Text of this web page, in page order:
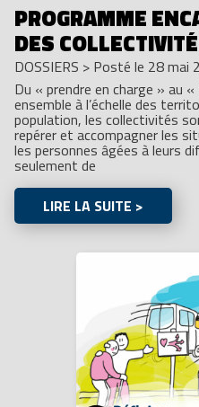
PROGRAMME
DES
DOSSIERS > Posté le 28 mai
Du « prendre en charge » au
ensemble à l’échelle des
population, les collectivités
repérer et accompagner les
les personnes âgées à leurs
seulement de
LIRE LA SUITE >